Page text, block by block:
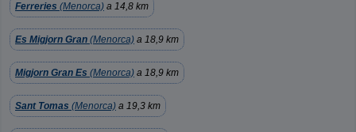
Ferreries (Menorca) a 14,8 km
Es Migjorn Gran (Menorca) a 18,9 km
Migjorn Gran Es (Menorca) a 18,9 km
Sant Tomas (Menorca) a 19,3 km